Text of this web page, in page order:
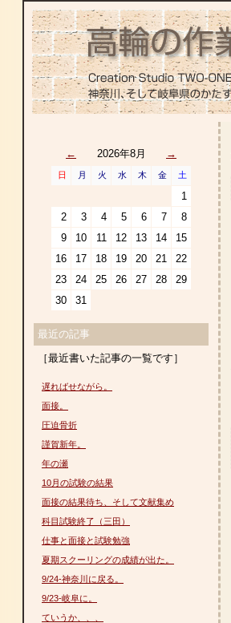
← 2026年8月 →
日 月 火 水 木 金 土
1
2
3 4 5 6 7
8
9
10 11 12 13 14
15
16
17 18 19 20 21
22
23
24 25 26 27 28
29
30
31
最近の記事
［最近書いた記事の一覧です］
遅ればせながら。
面接。
圧迫骨折
謹賀新年。
年の瀬
10月の試験の結果
面接の結果待ち、そして文献集め
科目試験終了（三田）
仕事と面接と試験勉強
夏期スクーリングの成績が出た。
9/24-神奈川に戻る。
9/23-岐阜に。
ていうか、、、